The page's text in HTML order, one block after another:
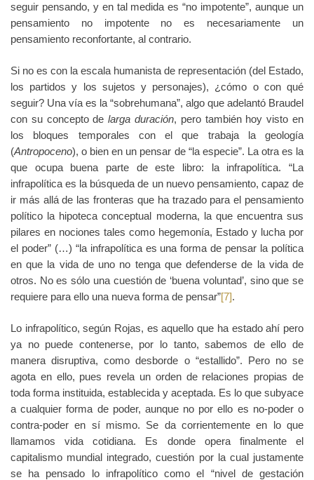
seguir pensando, y en tal medida es “no impotente”, aunque un
pensamiento no impotente no es necesariamente un
pensamiento reconfortante, al contrario.
Si no es con la escala humanista de representación (del Estado,
los partidos y los sujetos y personajes), ¿cómo o con qué
seguir? Una vía es la “sobrehumana”, algo que adelantó Braudel
con su concepto delarga duración, pero también hoy visto en
los bloques temporales con el que trabaja la geología
(Antropoceno), o bien en un pensar de “la especie”. La otra es la
que ocupa buena parte de este libro: la infrapolítica. “La
infrapolítica es la búsqueda de un nuevo pensamiento, capaz de
ir más allá de las fronteras que ha trazado para el pensamiento
político la hipoteca conceptual moderna, la que encuentra sus
pilares en nociones tales como hegemonía, Estado y lucha por
el poder” (…) “la infrapolítica es una forma de pensar la política
en que la vida de uno no tenga que defenderse de la vida de
otros. No es sólo una cuestión de ‘buena voluntad’, sino que se
requiere para ello una nueva forma de pensar”[7].
Lo infrapolítico, según Rojas, es aquello que ha estado ahí pero
ya no puede contenerse, por lo tanto, sabemos de ello de
manera disruptiva, como desborde o “estallido”. Pero no se
agota en ello, pues revela un orden de relaciones propias de
toda forma instituida, establecida y aceptada. Es lo que subyace
a cualquier forma de poder, aunque no por ello es no-poder o
contra-poder en sí mismo. Se da corrientemente en lo que
llamamos vida cotidiana. Es donde opera finalmente el
capitalismo mundial integrado, cuestión por la cual justamente
se ha pensado lo infrapolítico como el “nivel de gestación